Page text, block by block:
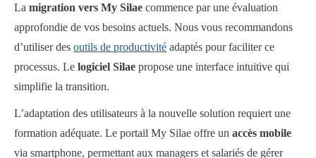
La migration vers My Silae commence par une évaluation
approfondie de vos besoins actuels. Nous vous recommandons
d’utiliser des outils de productivité adaptés pour faciliter ce
processus. Le logiciel Silae propose une interface intuitive qui
simplifie la transition.
L’adaptation des utilisateurs à la nouvelle solution requiert une
formation adéquate. Le portail My Silae offre un accès mobile
via smartphone, permettant aux managers et salariés de gérer